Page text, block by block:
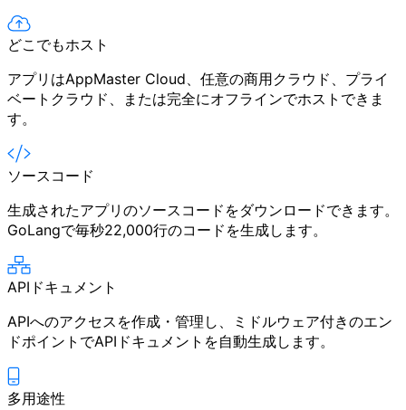
どこでもホスト
アプリはAppMaster Cloud、任意の商用クラウド、プライ
ベートクラウド、または完全にオフラインでホストできま
す。
ソースコード
生成されたアプリのソースコードをダウンロードできます。
GoLangで毎秒22,000行のコードを生成します。
APIドキュメント
APIへのアクセスを作成・管理し、ミドルウェア付きのエン
ドポイントでAPIドキュメントを自動生成します。
多用途性